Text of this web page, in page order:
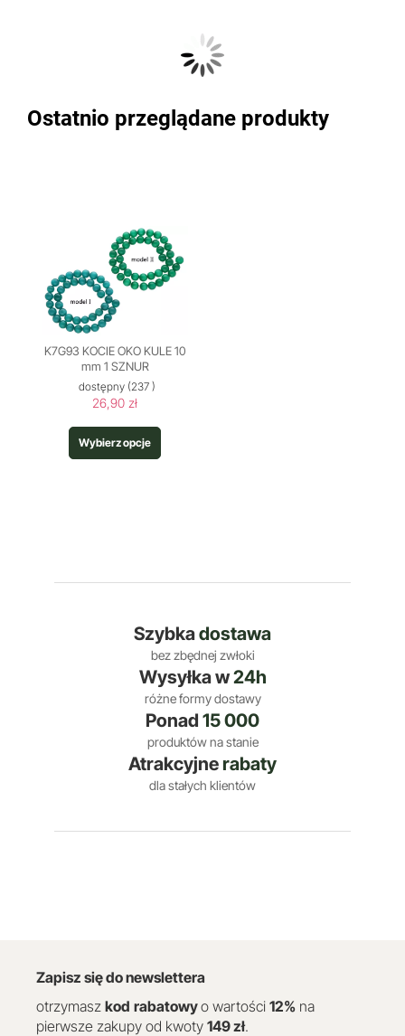
Ostatnio przeglądane produkty
K7G93 KOCIE OKO KULE 10
mm 1 SZNUR
dostępny (237 )
26,90 zł
Wybierz opcje
Szybkadostawa
bez zbędnej zwłoki
Wysyłka w24h
różne formy dostawy
Ponad 15 000
produktów na stanie
Atrakcyjnerabaty
dla stałych klientów
Zapisz się do newslettera
otrzymasz kod rabatowyo wartości 12% na
pierwsze zakupy od kwoty 149 zł.